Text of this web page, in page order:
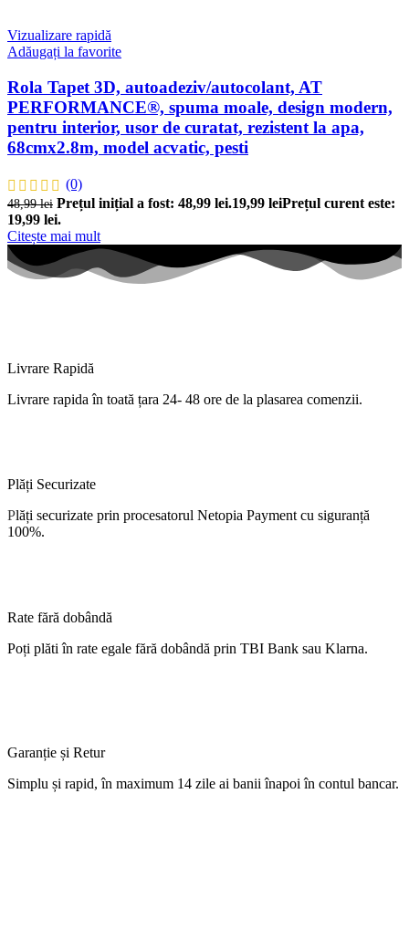
Vizualizare rapidă
Adăugați la favorite
Rola Tapet 3D, autoadeziv/autocolant, AT
PERFORMANCE®, spuma moale, design modern,
pentru interior, usor de curatat, rezistent la apa,
68cmx2.8m, model acvatic, pesti
(0)
48,99lei Prețul inițial a fost: 48,99 lei.19,99 leiPrețul curent este:
19,99 lei.
Citește mai mult
Livrare Rapidă
Livrare rapida în toată țara 24- 48 ore de la plasarea comenzii.
Plăți Securizate
Plăți securizate prin procesatorul Netopia Payment cu siguranță
100%.
Rate fără dobândă
Poți plăti în rate egale fără dobândă prin TBI Bank sau Klarna.
Garanție și Retur
Simplu și rapid,în maximum 14 zile ai banii înapoi în contul bancar.